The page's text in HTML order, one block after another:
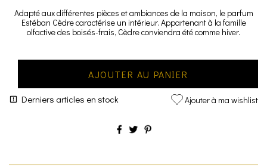
Adapté aux différentes pièces et ambiances de la maison, le parfum
Estéban Cèdre caractérise un intérieur. Appartenant à la famille
olfactive des boisés-frais, Cèdre conviendra été comme hiver.
AJOUTER AU PANIER
Derniers articles en stock Ajouter à ma wishlist